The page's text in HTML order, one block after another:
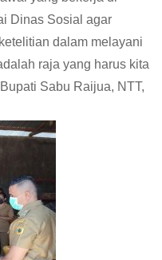
Dinas Sosial agar
dalam melayani
raja yang harus kita
Sabu Raijua, NTT,